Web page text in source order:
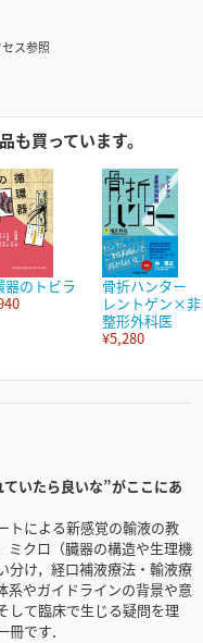
ス参照
も買っています。
器のトビラ
骨折ハンター
レントゲン×非
整形外科医
¥5,280
いたら良いな”がここにあ
トによる新感覚の輸液の教
ミクロ（臓器の構造や生理機
分け，経口補液療法・輸液療
系やガイドラインの背景や意
して臨床で生じる疑問を理
です．